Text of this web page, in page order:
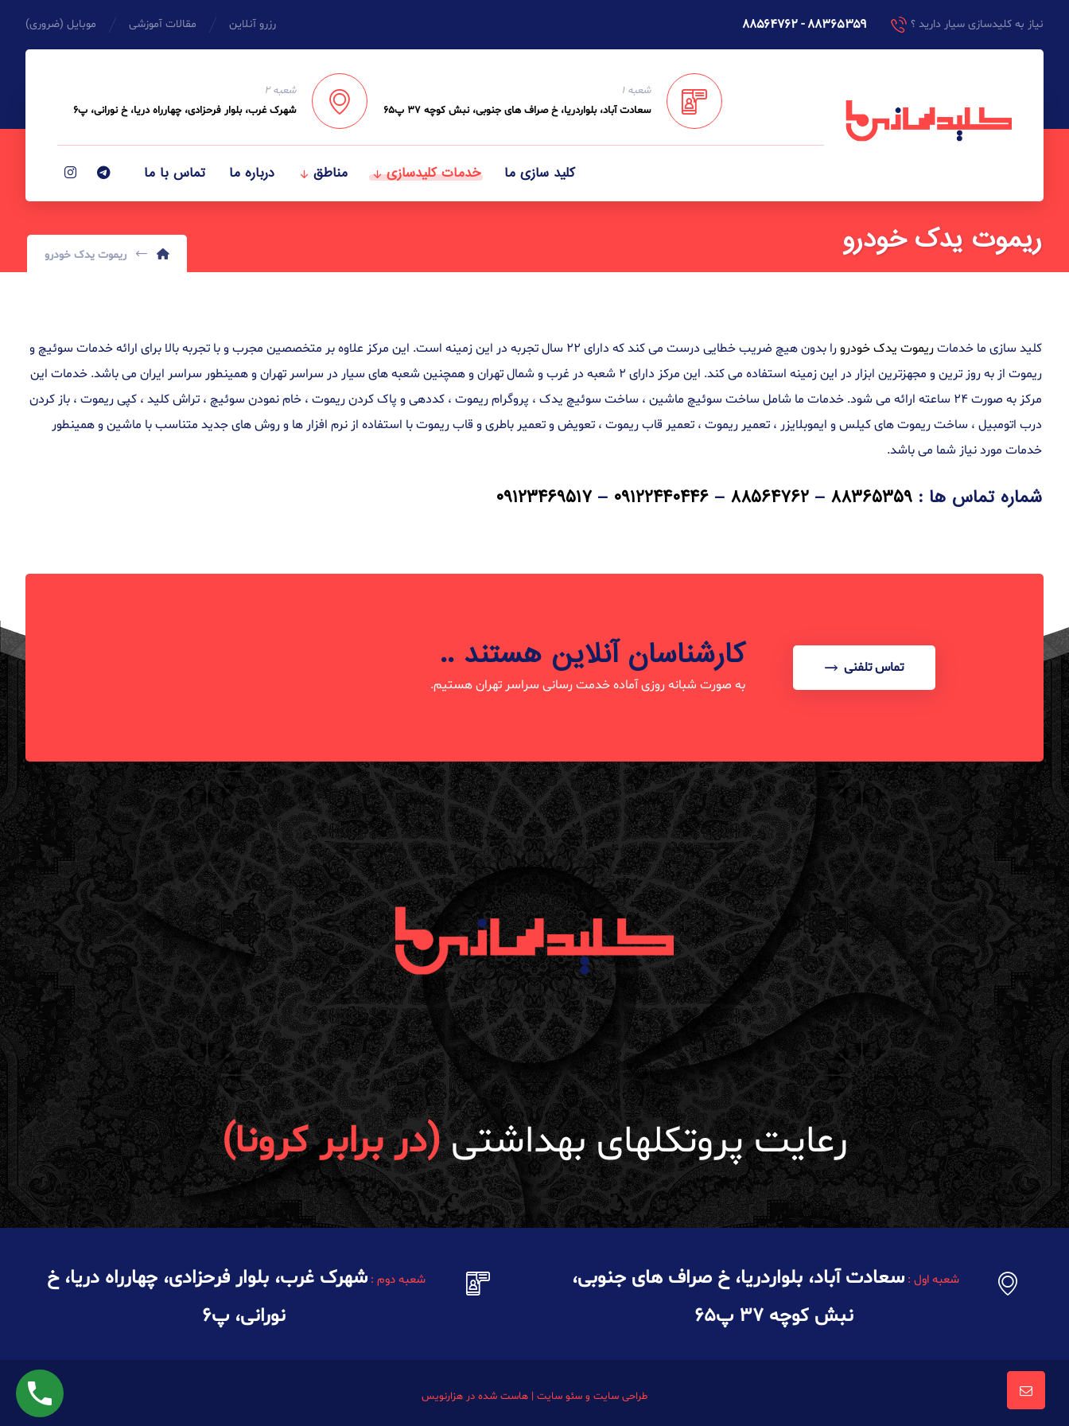
نیاز به کلیدسازی سیار دارید ؟ ۸۸۳۶۵۳۵۹ - ۸۸۵۶۴۷۶۲ موبایل (ضروری) مقالات آموزشی رزرو آنلاین
شعبه ۲
شهرک غرب، بلوار فرحزادی، چهارراه دریا، خ نورانی، پ۶
شعبه ۱
سعادت آباد، بلواردریا، خ صراف های جنوبی، نبش کوچه ۳۷ پ۶۵
کلید سازی ما خدمات کلیدسازی مناطق درباره ما تماس با ما
ریموت یدک خودرو ریموت یدک خودرو
کلید سازی ما خدماتریموت یدک خودرو
را بدون هیچ ضریب خطایی درست می کند که دارای ۲۲ سال تجربه در این زمینه است. این مرکز علاوه بر متخصصین مجرب و با تجربه بالا برای ارائه خدمات سوئیچ و
ریموت از به روز ترین و مجهزترین ابزار در این زمینه استفاده می کند. این مرکز دارای ۲ شعبه در غرب و شمال تهران و همچنین شعبه های سیار در سراسر تهران و همینطور سراسر ایران می باشد. خدمات این
مرکز به صورت ۲۴ ساعته ارائه می شود. خدمات ما شامل ساخت سوئیچ ماشین ، ساخت سوئیچ یدک ، پروگرام ریموت ، کددهی و پاک کردن ریموت ، خام نمودن سوئیچ ، تراش کلید ، کپی ریموت ، باز کردن
درب اتومبیل ، ساخت ریموت های کیلس و ایموبلایزر ، تعمیر ریموت ، تعمیر قاب ریموت ، تعویض و تعمیر باطری و قاب ریموت با استفاده از نرم افزار ها و روش های جدید متناسب با ماشین و همینطور
خدمات مورد نیاز شما می باشد.
شماره تماس ها : ۸۸۳۶۵۳۵۹ – ۸۸۵۶۴۷۶۲ – ۰۹۱۲۲۴۴۰۴۴۶ – ۰۹۱۲۳۴۶۹۵۱۷
کارشناسان آنلاین هستند ..
به صورت شبانه روزی آماده خدمت رسانی سراسر تهران هستیم.
تماس تلفنی
رعایت پروتکلهای بهداشتی(در برابر کرونا)
شعبه اول : سعادت آباد، بلواردریا، خ صراف های جنوبی،
نبش کوچه ۳۷ پ۶۵
شعبه دوم :شهرک غرب، بلوار فرحزادی، چهارراه دریا، خ
نورانی، پ۶
طراحی سایت و سئو سایت | هاست شده در هزارنویس